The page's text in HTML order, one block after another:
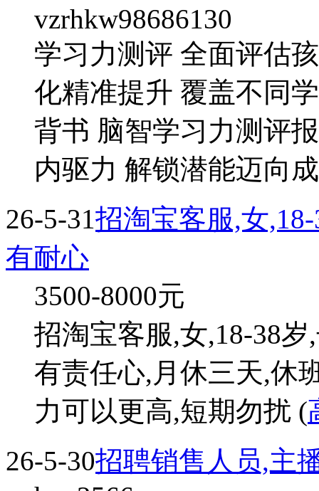
vzrhkw98686130
学习力测评 全面评估
化精准提升 覆盖不同
背书 脑智学习力测评
内驱力 解锁潜能迈向
26-5-31招淘宝客服,女
有耐心
3500-8000元
招淘宝客服,女,18-38
有责任心,月休三天,休
力可以更高,短期勿扰 (
26-5-30招聘销售人员,主